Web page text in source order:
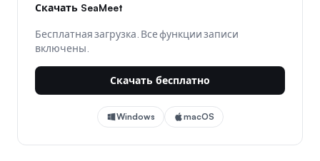
Скачать SeaMeet
Бесплатная загрузка. Все функции записи
включены.
Скачать бесплатно
Windows macOS